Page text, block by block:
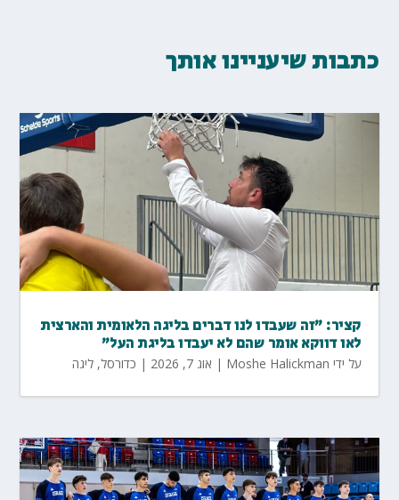
כתבות שיעניינו אותך
קציר: "זה שעבדו לנו דברים בליגה הלאומית והארצית
לאו דווקא אומר שהם לא יעבדו בליגת העל"
על ידי Moshe Halickman
| אוג 7, 2026 | כדורסל,ליגה